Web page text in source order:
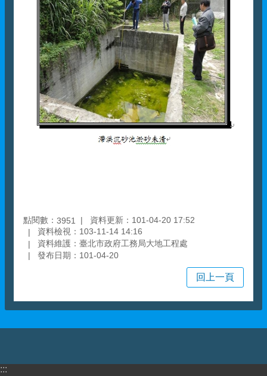
點閱數： 3951
資料更新：101-04-20 17:52
資料檢視：103-11-14 14:16
資料維護：臺北市政府工務局大地工程處
發布日期：101-04-20
回上一頁
:::